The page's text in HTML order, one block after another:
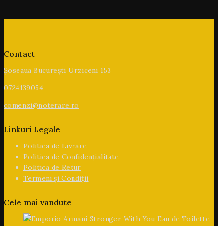
Contact
Șoseaua București Urziceni 153
0724139054
comenzi@noterare.ro
Linkuri Legale
Politica de Livrare
Politica de Confidențialitate
Politica de Retur
Termeni și Condiții
Cele mai vandute